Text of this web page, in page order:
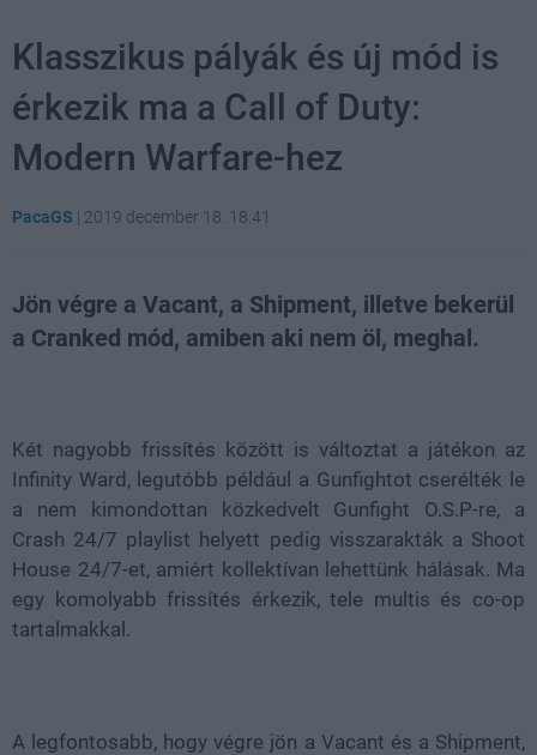
Klasszikus pályák és új mód is
érkezik ma a Call of Duty:
Modern Warfare-hez
PacaGS | 2019 december 18. 18:41
Jön végre a Vacant, a Shipment, illetve bekerül
a Cranked mód, amiben aki nem öl, meghal.
Két nagyobb frissítés között is változtat a játékon az
Infinity Ward, legutóbb például a Gunfightot cserélték le
a nem kimondottan közkedvelt Gunfight O.S.P-re, a
Crash 24/7 playlist helyett pedig visszarakták a Shoot
House 24/7-et, amiért kollektívan lehettünk hálásak. Ma
egy komolyabb frissítés érkezik, tele multis és co-op
tartalmakkal.
A legfontosabb, hogy végre jön a Vacant és a Shipment,